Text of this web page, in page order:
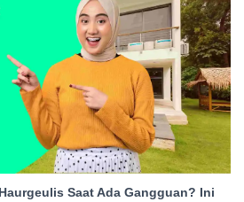
Saat Ada Gangguan? Ini